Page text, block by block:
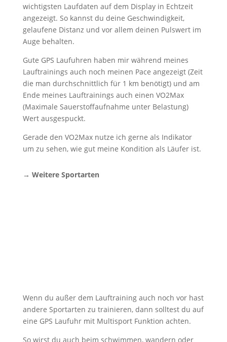
wichtigsten Laufdaten auf dem Display in Echtzeit
angezeigt. So kannst du deine Geschwindigkeit,
gelaufene Distanz und vor allem deinen Pulswert im
Auge behalten.
Gute GPS Laufuhren haben mir während meines
Lauftrainings auch noch meinen Pace angezeigt (Zeit
die man durchschnittlich für 1 km benötigt) und am
Ende meines Lauftrainings auch einen VO2Max
(Maximale Sauerstoffaufnahme unter Belastung)
Wert ausgespuckt.
Gerade den VO2Max nutze ich gerne als Indikator
um zu sehen, wie gut meine Kondition als Läufer ist.
→ Weitere Sportarten
Wenn du außer dem Lauftraining auch noch vor hast
andere Sportarten zu trainieren, dann solltest du auf
eine GPS Laufuhr mit Multisport Funktion achten.
So wirst du auch beim schwimmen, wandern oder